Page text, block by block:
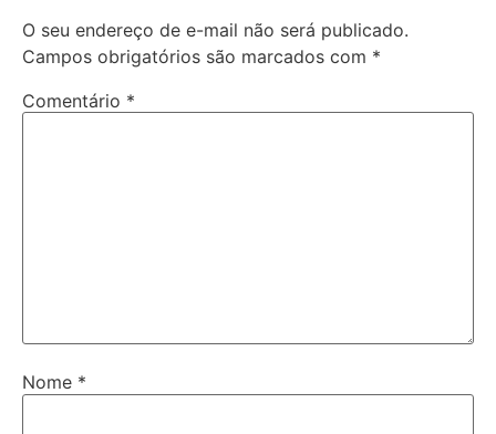
O seu endereço de e-mail não será publicado.
Campos obrigatórios são marcados com *
Comentário *
Nome *